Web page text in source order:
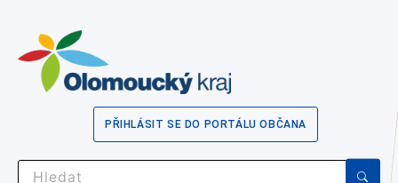
PŘIHLÁSIT SE DO PORTÁLU OBČANA